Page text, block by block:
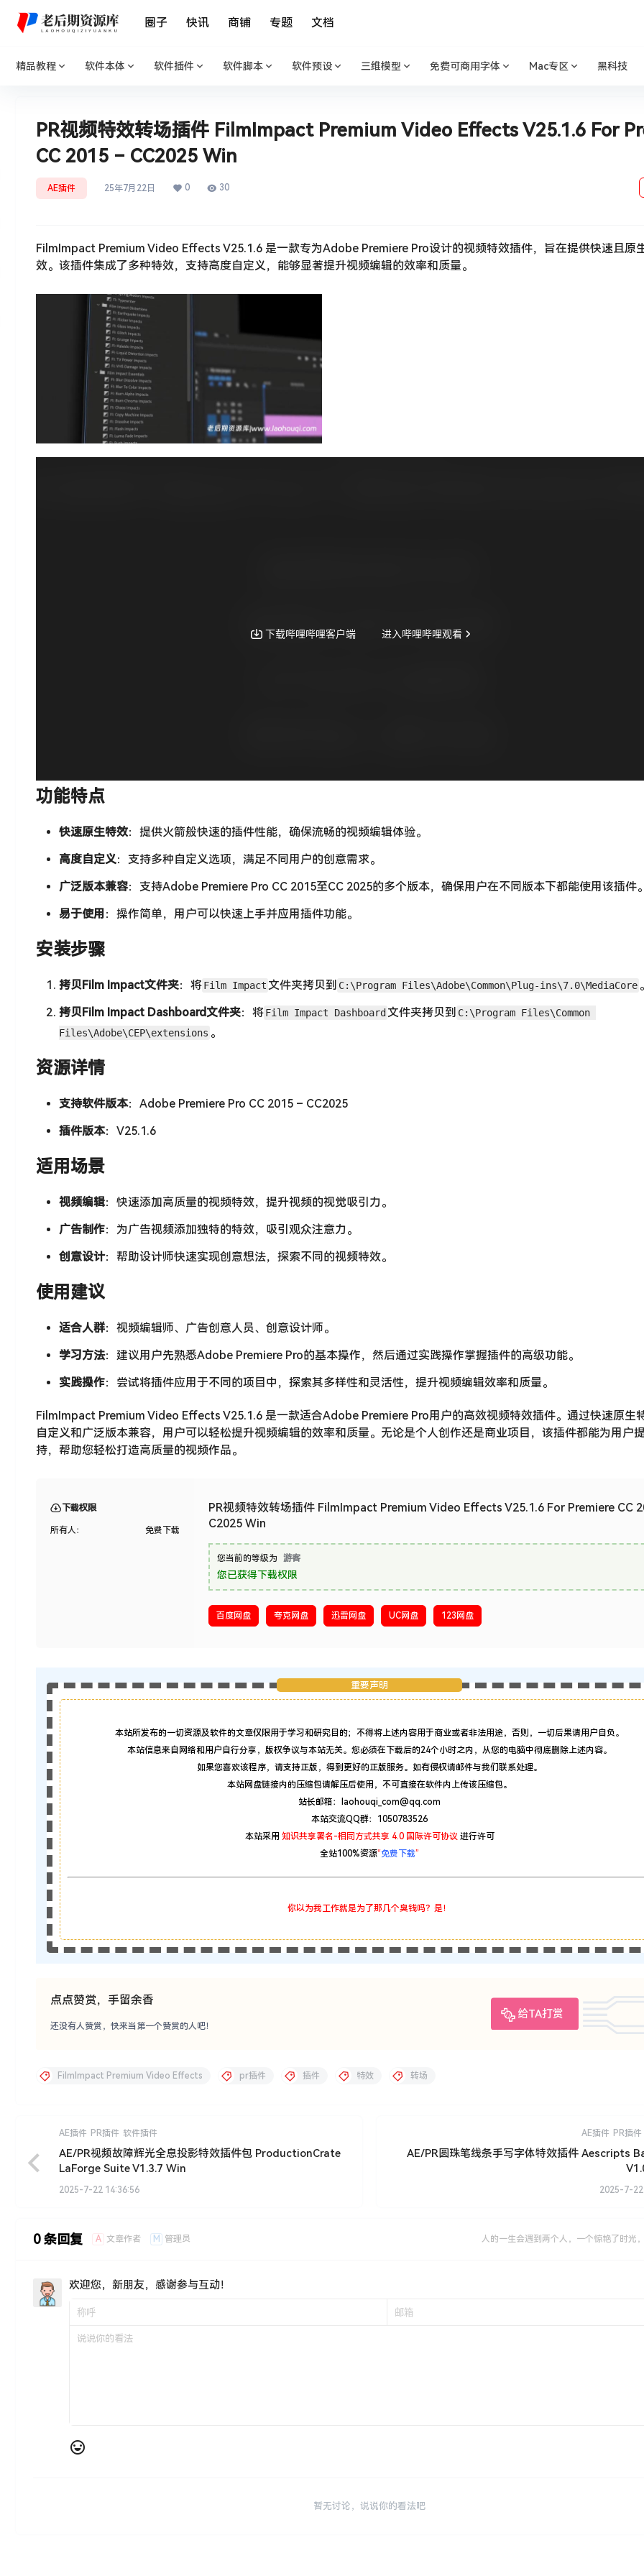
圈子 快讯 商铺 专题 文档
精品教程 软件本体 软件插件 软件脚本 软件预设 三维模型 免费可商用字体 Mac专区 黑科技
PR视频特效转场插件 FilmImpact Premium Video Effects V25.1.6 For
CC 2015 – CC2025 Win
AE插件 25年7月22日 0 30
FilmImpact Premium Video Effects V25.1.6 是一款专为Adobe Premiere Pro设计的视频特效插件，旨在提供快速且原
效。该插件集成了多种特效，支持高度自定义，能够显著提升视频编辑的效率和质量。
功能特点
快速原生特效：提供火箭般快速的插件性能，确保流畅的视频编辑体验。
高度自定义：支持多种自定义选项，满足不同用户的创意需求。
广泛版本兼容：支持Adobe Premiere Pro CC 2015至CC 2025的多个版本，确保用户在不同版本下都能使用该插件
易于使用 ：操作简单，用户可以快速上手并应用插件功能。
安装步骤
拷贝Film Impact文件夹：将Film Impact文件夹拷贝到 C:\Program Files\Adobe\Common\Plug-ins\7.0\MediaCore
拷贝Film Impact Dashboard文件夹：将Film Impact Dashboard 文件夹拷贝到 C:\Program Files\Common
Files\Adobe\CEP\extensions 。
资源详情
支持软件版本：Adobe Premiere Pro CC 2015 – CC2025
插件版本：V25.1.6
适用场景
视频编辑：快速添加高质量的视频特效，提升视频的视觉吸引力。
广告制作：为广告视频添加独特的特效，吸引观众注意力。
创意设计：帮助设计师快速实现创意想法，探索不同的视频特效。
使用建议
适合人群：视频编辑师、广告创意人员、创意设计师。
学习方法：建议用户先熟悉Adobe Premiere Pro的基本操作，然后通过实践操作掌握插件的高级功能。
实践操作：尝试将插件应用于不同的项目中，探索其多样性和灵活性，提升视频编辑效率和质量。
FilmImpact Premium Video Effects V25.1.6 是一款适合Adobe Premiere Pro用户的高效视频特效插件。通过快速原生
自定义和广泛版本兼容，用户可以轻松提升视频编辑的效率和质量。无论是个人创作还是商业项目，该插件都能为用户
持，帮助您轻松打造高质量的视频作品。
下载权限
所有人： 免费下载
PR视频特效转场插件 FilmImpact Premium Video Effects V25.1.6 For Premiere CC
C2025 Win
您当前的等级为 游客
您已获得下载权限
百度网盘 夸克网盘 迅雷网盘 UC网盘 123网盘
重要声明
本站所发布的一切资源及软件的文章仅限用于学习和研究目的；不得将上述内容用于商业或者非法用途，否则，一切后果请用户自负。
本站信息来自网络和用户自行分享，版权争议与本站无关。您必须在下载后的24个小时之内，从您的电脑中彻底删除上述内容。
如果您喜欢该程序，请支持正版，得到更好的正版服务。如有侵权请邮件与我们联系处理。
本站网盘链接内的压缩包请解压后使用，不可直接在软件内上传该压缩包。
站长邮箱：laohouqi_com@qq.com
本站交流QQ群：1050783526
本站采用 知识共享署名-相同方式共享 4.0 国际许可协议 进行许可
全站100%资源“免费下载”
你以为我工作就是为了那几个臭钱吗？是！
点点赞赏，手留余香
给TA打赏
还没有人赞赏，快来当第一个赞赏的人吧！
FilmImpact Premium Video Effects pr插件 插件 特效 转场
AE插件 PR插件 软件插件
AE/PR视频故障辉光全息投影特效插件包 ProductionCrate
LaForge Suite V1.3.7 Win
2025-7-22 14:36:56
AE插件 PR插件
AE/PR圆珠笔线条手写字体特效插件 Aescripts
2025-7-
0 条回复 A 文章作者 M 管理员 人的一生会遇到两个人，一个惊艳了时光
欢迎您，新朋友，感谢参与互动！
暂无讨论，说说你的看法吧